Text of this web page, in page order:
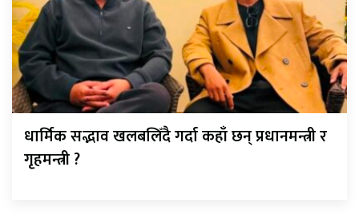
धार्मिक सद्भाव खलबलिँदै गर्दा कहाँ छन् प्रधानमन्त्री र
गृहमन्त्री ?